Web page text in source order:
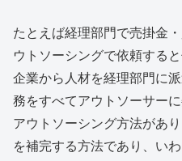
たとえば経理部門で売掛金
ウトソーシングで依頼する
企業から人材を経理部門に
務をすべてアウトソーサー
アウトソーシング方法があ
を補完する方法であり、い